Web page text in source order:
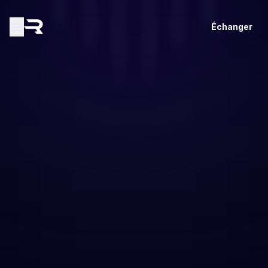
Échanger